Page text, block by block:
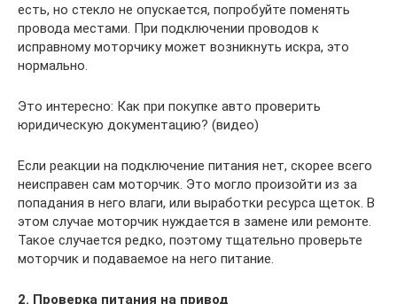
есть, но стекло не опускается, попробуйте поменять
провода местами. При подключении проводов к
исправному моторчику может возникнуть искра, это
нормально.
Это интересно: Как при покупке авто проверить
юридическую документацию? (видео)
Если реакции на подключение питания нет, скорее всего
неисправен сам моторчик. Это могло произойти из за
попадания в него влаги, или выработки ресурса щеток. В
этом случае моторчик нуждается в замене или ремонте.
Такое случается редко, поэтому тщательно проверьте
моторчик и подаваемое на него питание.
2. Проверка питания на привод